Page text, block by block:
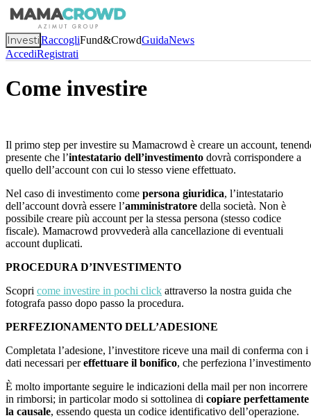
InvestiRaccogliFund&CrowdGuidaNews
AccediRegistrati
Come investire
Il primo step per investire su Mamacrowd è creare un account,
presente che l’intestatario dell’investimento dovrà corrispondere a
quello dell’account con cui lo stesso viene effettuato.
Nel caso di investimento come persona giuridica, l’intestatario
dell’account dovrà essere l’amministratore della società. Non è
possibile creare più account per la stessa persona (stesso codice
fiscale). Mamacrowd provvederà alla cancellazione di eventuali
account duplicati.
PROCEDURA D’INVESTIMENTO
Scopri come investire in pochi click attraverso la nostra guida che
fotografa passo dopo passo la procedura.
PERFEZIONAMENTO DELL’ADESIONE
Completata l’adesione, l’investitore riceve una mail di conferma con i
dati necessari pereffettuare il bonifico, che perfeziona
È molto importante seguire le indicazioni della mail per non incorrere
in rimborsi; in particolar modo si sottolinea di copiare perfettamente
la causale, essendo questa un codice identificativo dell’operazione.